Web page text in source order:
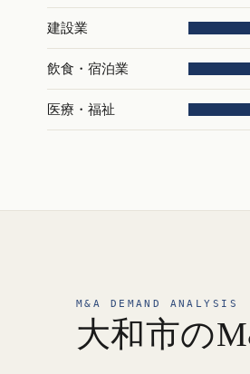
建設業
飲食・宿泊業
医療・福祉
M&A DEMAND ANALYSIS
大和市の